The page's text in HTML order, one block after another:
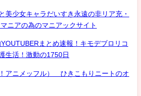
美少女キャラだいすき永遠の非リア充・
ニアの為のマニアックサイト
まとめ速報！キモデブロリコ
生活！激動の1750日
アニメッフル） ひきこもりニートのオ